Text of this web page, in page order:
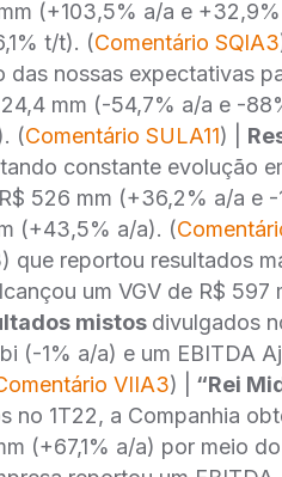
(+103,5% a/a e
t/t). (Comentário SQlA3
nossas expectativas
mm (-54,7% a/a e -
(Comentário SULA11) |
constante evolução
526 mm (+36,2% a/a e
(+43,5% a/a). (
que reportou resultados
um VGV de R$
mistos divulgados
(-1% a/a) e um EBITDA
VIIA3) | “Rei
no 1T22, a Companhia
(+67,1% a/a) por meio